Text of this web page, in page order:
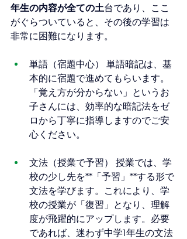
年生の内容が全ての土台であり、ここ
がぐらついていると、その後の学習は
非常に困難になります。
単語（宿題中心） 単語暗記は、基
本的に宿題で進めてもらいます。
「覚え方が分からない」というお
子さんには、効率的な暗記法をゼ
ロから丁寧に指導しますのでご安
心ください。
文法（授業で予習） 授業では、学
校の少し先を**「予習」**する形で
文法を学びます。これにより、学
校の授業が「復習」となり、理解
度が飛躍的にアップします。必要
であれば、迷わず中学1年生の文法